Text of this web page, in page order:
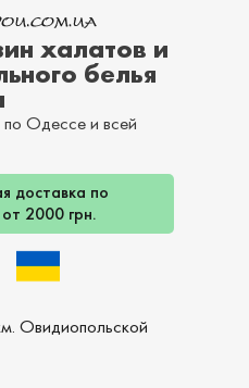
халатов и
белья
Одессе и всей
доставка по
2000 грн.
Овидиопольской